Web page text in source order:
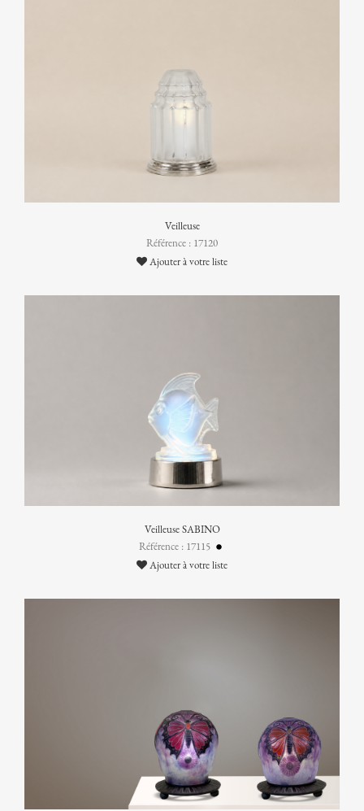
Veilleuse
Référence : 17120
Ajouter à votre liste
Veilleuse SABINO
Référence : 17115
Ajouter à votre liste